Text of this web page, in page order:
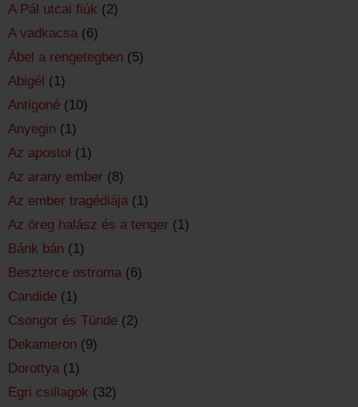
A Pál utcai fiúk (2)
A vadkacsa (6)
Ábel a rengetegben (5)
Abigél (1)
Antigoné (10)
Anyegin (1)
Az apostol (1)
Az arany ember (8)
Az ember tragédiája (1)
Az öreg halász és a tenger (1)
Bánk bán (1)
Beszterce ostroma (6)
Candide (1)
Csongor és Tünde (2)
Dekameron (9)
Dorottya (1)
Egri csillagok (32)